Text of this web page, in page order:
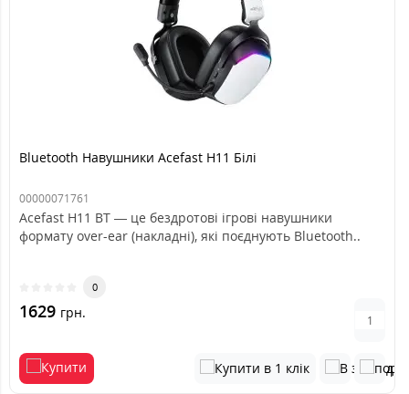
Bluetooth Навушники Acefast H11 Білі
00000071761
Acefast H11 BT — це бездротові ігрові навушники
формату over-ear (накладні), які поєднують Bluetooth..
0
1629 грн.